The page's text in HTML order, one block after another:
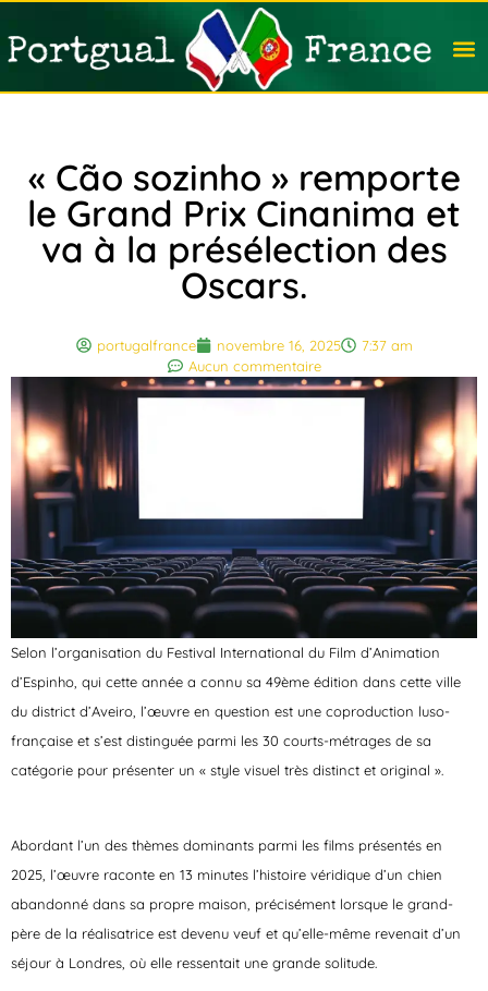
« Cão sozinho » remporte
le Grand Prix Cinanima et
va à la présélection des
Oscars.
portugalfrance novembre 16, 2025
7:37 am
Aucun commentaire
Selon l’organisation du Festival International du Film d’Animation
d’Espinho, qui cette année a connu sa 49ème édition dans cette ville
du district d’Aveiro, l’œuvre en question est une coproduction luso-
française et s’est distinguée parmi les 30 courts-métrages de sa
catégorie pour présenter un « style visuel très distinct et original ».
Abordant l’un des thèmes dominants parmi les films présentés en
2025, l’œuvre raconte en 13 minutes l’histoire véridique d’un chien
abandonné dans sa propre maison, précisément lorsque le grand-
père de la réalisatrice est devenu veuf et qu’elle-même revenait d’un
séjour à Londres, où elle ressentait une grande solitude.